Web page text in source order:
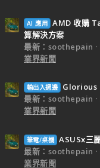
AI 應用 AMD 收購
算解決方案
最新：soothepain
業界新聞
輸出入週邊
Glorious
最新：soothepain
業界新聞
筆電/桌機 ASUSx三
最新：soothepain
業界新聞